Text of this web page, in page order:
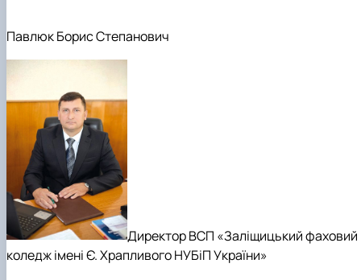
Павлюк Борис Степанович
Директор ВСП «Заліщицький фаховий
коледж імені Є. Храпливого НУБіП України»